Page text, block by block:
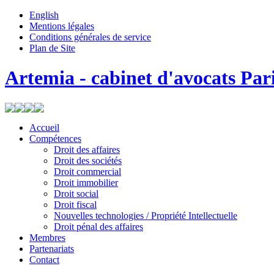
English
Mentions légales
Conditions générales de service
Plan de Site
Artemia - cabinet d'avocats
Accueil
Compétences
Droit des affaires
Droit des sociétés
Droit commercial
Droit immobilier
Droit social
Droit fiscal
Nouvelles technologies / Propriété Intellectuelle
Droit pénal des affaires
Membres
Partenariats
Contact